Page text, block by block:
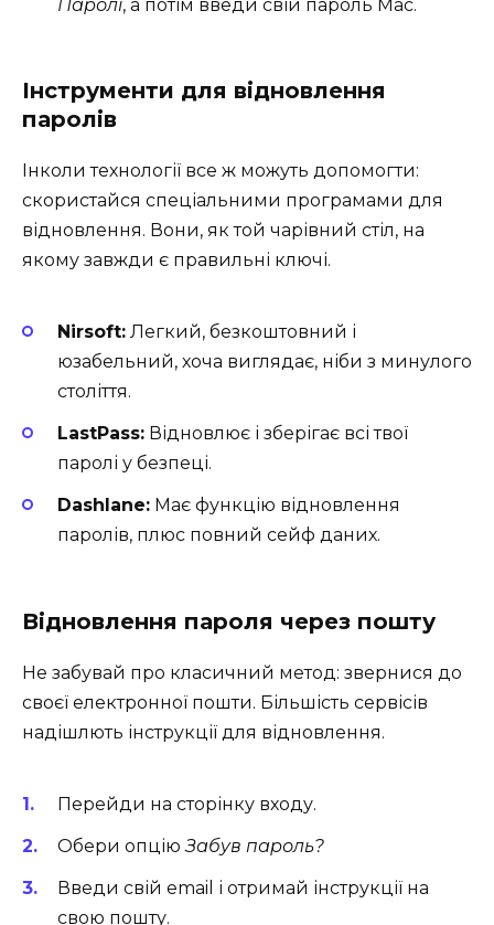
Паролі, а потім введи свій пароль Mac.
Інструменти для відновлення
паролів
Інколи технології все ж можуть допомогти:
скористайся спеціальними програмами для
відновлення. Вони, як той чарівний стіл, на
якому завжди є правильні ключі.
Nirsoft: Легкий, безкоштовний і
юзабельний, хоча виглядає, ніби з минулого
століття.
LastPass: Відновлює і зберігає всі твої
паролі у безпеці.
Dashlane: Має функцію відновлення
паролів, плюс повний сейф даних.
Відновлення пароля через пошту
Не забувай про класичний метод: звернися до
своєї електронної пошти. Більшість сервісів
надішлють інструкції для відновлення.
Перейди на сторінку входу.
Обери опціюЗабув пароль?
Введи свій email і отримай інструкції на
свою пошту.